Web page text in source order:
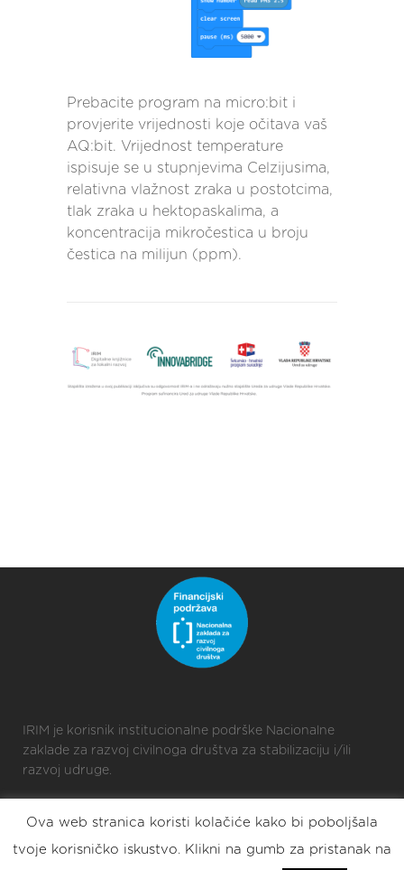
Prebacite program na micro:bit i
provjerite vrijednosti koje očitava vaš
AQ:bit. Vrijednost temperature
ispisuje se u stupnjevima Celzijusima,
relativna vlažnost zraka u postotcima,
tlak zraka u hektopaskalima, a
koncentracija mikročestica u broju
čestica na milijun (ppm).
IRIM je korisnik institucionalne podrške Nacionalne
zaklade za razvoj civilnoga društva za stabilizaciju i/ili
razvoj udruge.
Eat. Sleep. DIY. Repeat.
Ova web stranica koristi kolačiće kako bi poboljšala
tvoje korisničko iskustvo. Klikni na gumb za pristanak na